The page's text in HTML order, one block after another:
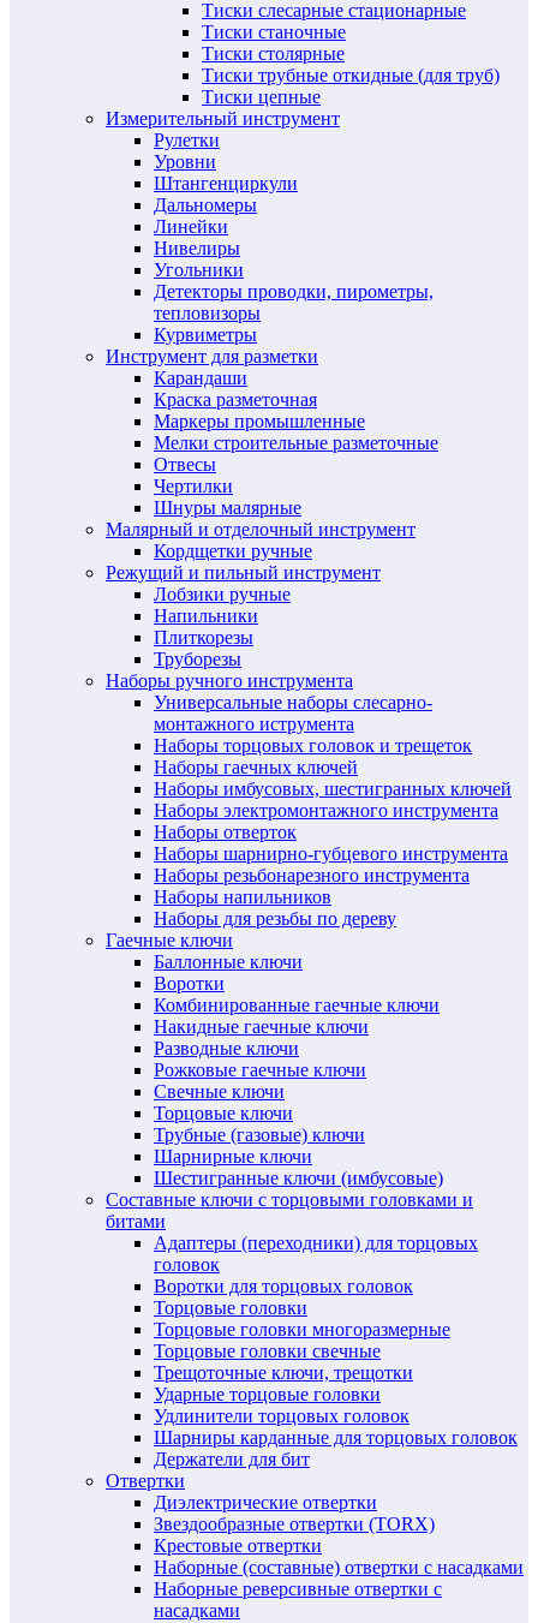
Тиски слесарные стационарные
Тиски станочные
Тиски столярные
Тиски трубные откидные (для труб)
Тиски цепные
Измерительный инструмент
Рулетки
Уровни
Штангенциркули
Дальномеры
Линейки
Нивелиры
Угольники
Детекторы проводки, пирометры,
тепловизоры
Курвиметры
Инструмент для разметки
Карандаши
Краска разметочная
Маркеры промышленные
Мелки строительные разметочные
Отвесы
Чертилки
Шнуры малярные
Малярный и отделочный инструмент
Кордщетки ручные
Режущий и пильный инструмент
Лобзики ручные
Напильники
Плиткорезы
Труборезы
Наборы ручного инструмента
Универсальные наборы слесарно-
монтажного иструмента
Наборы торцовых головок и трещеток
Наборы гаечных ключей
Наборы имбусовых, шестигранных ключей
Наборы электромонтажного инструмента
Наборы отверток
Наборы шарнирно-губцевого инструмента
Наборы резьбонарезного инструмента
Наборы напильников
Наборы для резьбы по дереву
Гаечные ключи
Баллонные ключи
Воротки
Комбинированные гаечные ключи
Накидные гаечные ключи
Разводные ключи
Рожковые гаечные ключи
Свечные ключи
Торцовые ключи
Трубные (газовые) ключи
Шарнирные ключи
Шестигранные ключи (имбусовые)
Составные ключи с торцовыми головками и
битами
Адаптеры (переходники) для торцовых
головок
Воротки для торцовых головок
Торцовые головки
Торцовые головки многоразмерные
Торцовые головки свечные
Трещоточные ключи, трещотки
Ударные торцовые головки
Удлинители торцовых головок
Шарниры карданные для торцовых головок
Держатели для бит
Отвертки
Диэлектрические отвертки
Звездообразные отвертки (TORX)
Крестовые отвертки
Наборные (составные) отвертки с насадками
Наборные реверсивные отвертки с
насадками